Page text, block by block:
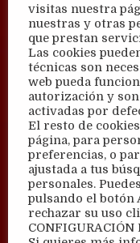
visitas nuestra
nuestras y otras
que prestan
Las cookies
técnicas son
web pueda
autorización y
activadas por
El resto de
página, para
preferencias, o
ajustada a tus
personales.
pulsando el botón
rechazar su uso